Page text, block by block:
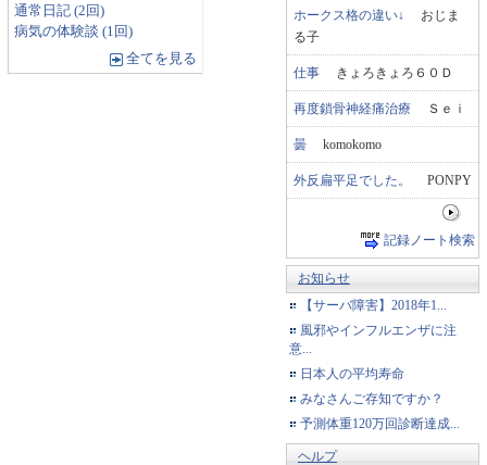
通常日記 (2回)
病気の体験談 (1回)
全てを見る
ホークス格の違い↓ おじま
る子
仕事 きょろきょろ６０Ｄ
再度鎖骨神経痛治療 Ｓｅｉ
曇 komokomo
外反扁平足でした。 PONPY
記録ノート検索
お知らせ
【サーバ障害】2018年1...
風邪やインフルエンザに注
意...
日本人の平均寿命
みなさんご存知ですか？
予測体重120万回診断達成...
ヘルプ